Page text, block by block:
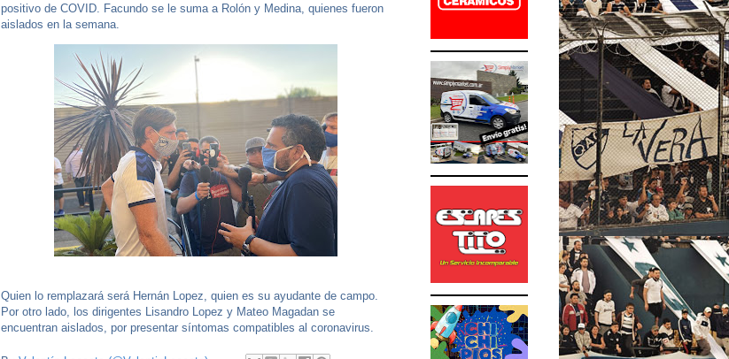
positivo de COVID. Facundo se le suma a Rolón y Medina, quienes fueron
aislados en la semana.
Quien lo remplazará será Hernán Lopez, quien es su ayudante de campo.
Por otro lado, los dirigentes Lisandro Lopez y Mateo Magadan se
encuentran aislados, por presentar síntomas compatibles al coronavirus.